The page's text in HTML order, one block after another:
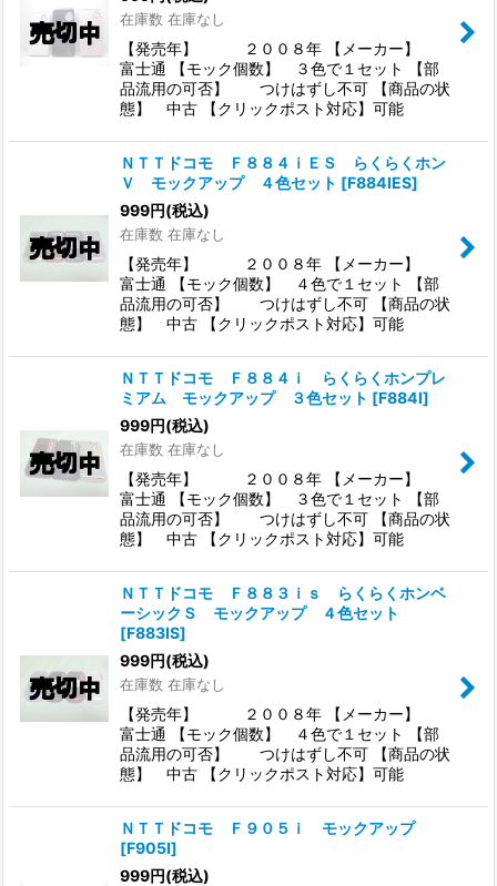
在庫数 在庫なし
【発売年】 ２００８年 【メーカー】
富士通 【モック個数】 ３色で１セット 【部
品流用の可否】 つけはずし不可 【商品の状
態】 中古 【クリックポスト対応】可能
ＮＴＴドコモ Ｆ８８４ｉＥＳ らくらくホン
Ｖ モックアップ ４色セット [F884IES]
999円(税込)
在庫数 在庫なし
【発売年】 ２００８年 【メーカー】
富士通 【モック個数】 ４色で１セット 【部
品流用の可否】 つけはずし不可 【商品の状
態】 中古 【クリックポスト対応】可能
ＮＴＴドコモ Ｆ８８４ｉ らくらくホンプレ
ミアム モックアップ ３色セット [F884I]
999円(税込)
在庫数 在庫なし
【発売年】 ２００８年 【メーカー】
富士通 【モック個数】 ３色で１セット 【部
品流用の可否】 つけはずし不可 【商品の状
態】 中古 【クリックポスト対応】可能
ＮＴＴドコモ Ｆ８８３ｉｓ らくらくホンベ
ーシックＳ モックアップ ４色セット
[F883IS]
999円(税込)
在庫数 在庫なし
【発売年】 ２００８年 【メーカー】
富士通 【モック個数】 ４色で１セット 【部
品流用の可否】 つけはずし不可 【商品の状
態】 中古 【クリックポスト対応】可能
ＮＴＴドコモ Ｆ９０５ｉ モックアップ
[F905I]
999円(税込)